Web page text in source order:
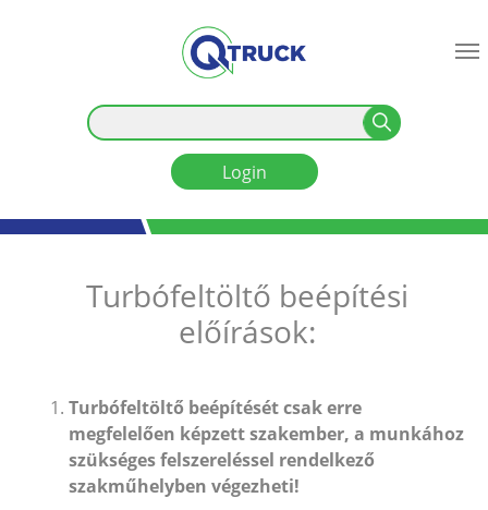
Turbófeltöltő beépítési
előírások:
Turbófeltöltő beépítését csak erre
megfelelően képzett szakember, a munkához
szükséges felszereléssel rendelkező
szakműhelyben végezheti!